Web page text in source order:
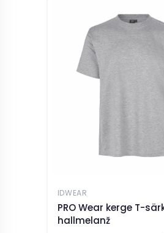
IDWEAR
PRO Wear kerge T-
hallmelanž